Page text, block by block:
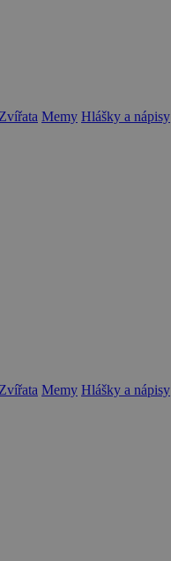
Memy Hlášky a nápisy
Zvířata Memy Hlášky a nápisy